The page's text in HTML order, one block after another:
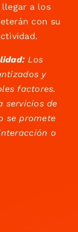
llegar a los
con su
Los
y
factores.
servicios de
se promete
o